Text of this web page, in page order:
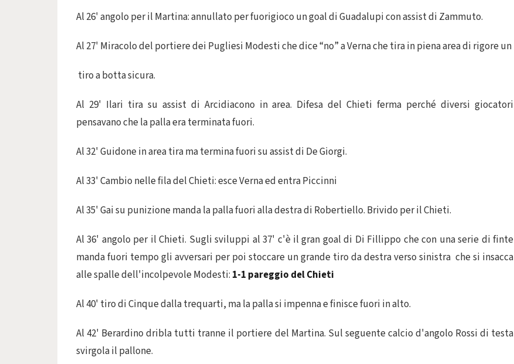
Al 26' angolo per il Martina: annullato per fuorigioco un goal di Guadalupi con assist di Zammuto.
Al 27' Miracolo del portiere dei Pugliesi Modesti che dice “no” a Verna che tira in piena area di rigore un
tiro a botta sicura.
Al 29' Ilari tira su assist di Arcidiacono in area. Difesa del Chieti ferma perché diversi giocatori
pensavano che la palla era terminata fuori.
Al 32' Guidone in area tira ma termina fuori su assist di De Giorgi.
Al 33' Cambio nelle fila del Chieti: esce Verna ed entra Piccinni
Al 35' Gai su punizione manda la palla fuori alla destra di Robertiello. Brivido per il Chieti.
Al 36' angolo per il Chieti. Sugli sviluppi al 37' c'è il gran goal di Di Fillippo che con una serie di finte
manda fuori tempo gli avversari per poi stoccare un grande tiro da destra verso sinistra che si insacca
alle spalle dell'incolpevole Modesti: 1-1 pareggio del Chieti
Al 40' tiro di Cinque dalla trequarti, ma la palla si impenna e finisce fuori in alto.
Al 42' Berardino dribla tutti tranne il portiere del Martina. Sul seguente calcio d'angolo Rossi di testa
svirgola il pallone.